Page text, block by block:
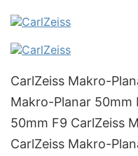
CarlZeiss Makro-
Makro-Planar 50mm
50mm F9 CarlZeiss
CarlZeiss Makro-